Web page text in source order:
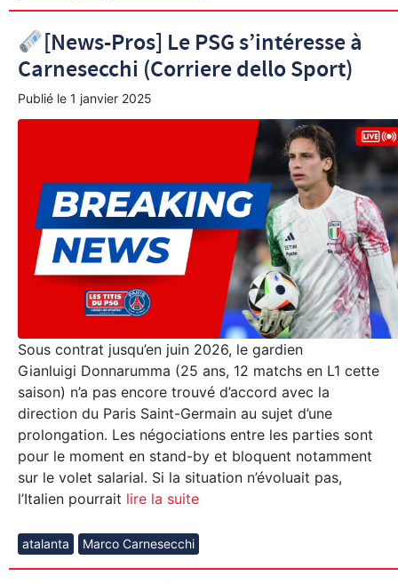
[News-Pros] Le PSG s’intéresse à
Carnesecchi (Corriere dello Sport)
Publié le 1 janvier 2025
Sous contrat jusqu’en juin 2026, le gardien
Gianluigi Donnarumma (25 ans, 12 matchs en L1 cette
saison) n’a pas encore trouvé d’accord avec la
direction du Paris Saint-Germain au sujet d’une
prolongation. Les négociations entre les parties sont
pour le moment en stand-by et bloquent notamment
sur le volet salarial. Si la situation n’évoluait pas,
l’Italien pourrait lire la suite
atalanta Marco Carnesecchi